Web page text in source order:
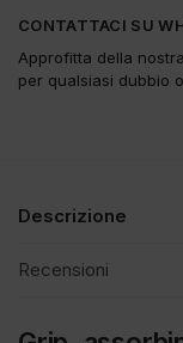
CONTATTACI SU
Approfitta della
per qualsiasi dubbio
Descrizione
Recensioni